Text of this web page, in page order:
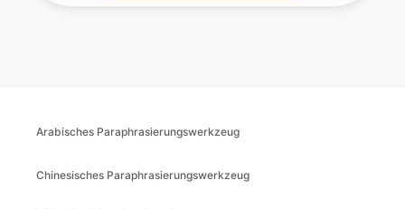
Arabisches Paraphrasierungswerkzeug
Chinesisches Paraphrasierungswerkzeug